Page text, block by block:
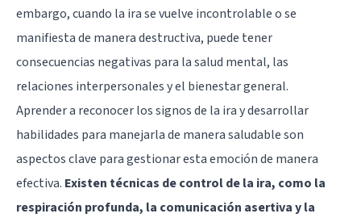
embargo, cuando la ira se vuelve incontrolable o se
manifiesta de manera destructiva, puede tener
consecuencias negativas para la salud mental, las
relaciones interpersonales y el bienestar general.
Aprender a reconocer los signos de la ira y desarrollar
habilidades para manejarla de manera saludable son
aspectos clave para gestionar esta emoción de manera
efectiva. Existen técnicas de control de la ira, como la
respiración profunda, la comunicación asertiva y la